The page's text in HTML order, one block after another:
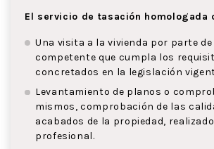
El servicio de tasación homologada
Una visita a la vivienda por parte
competente que cumpla los
concretados en la legislación
Levantamiento de planos o
mismos, comprobación de las
acabados de la propiedad,
profesional.